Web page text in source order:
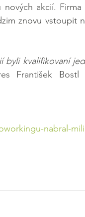
akcií.
znovu vstoupit
byli kvalifikovaní
František Bostl
nabral-